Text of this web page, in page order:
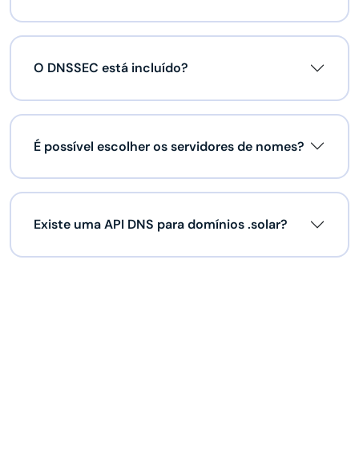
O DNSSEC está incluído?
É possível escolher os servidores de nomes?
Existe uma API DNS para domínios .solar?